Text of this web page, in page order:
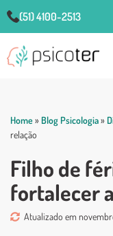
(51) 4100-2513
Home» Blog Psicologia»
relação
Filho de
fortalecer
Atualizado em